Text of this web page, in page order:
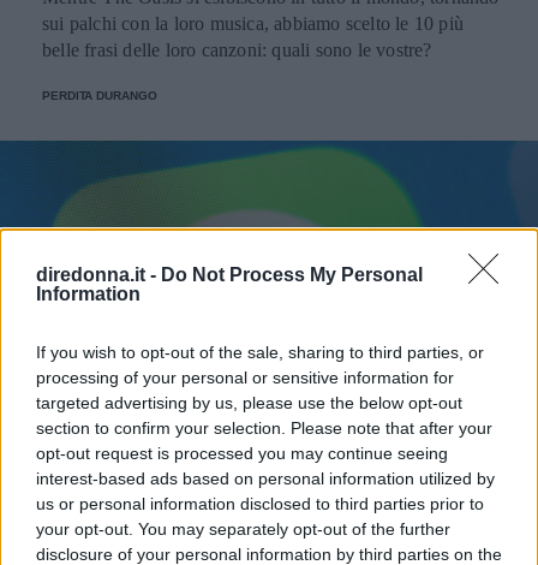
diredonna.it - Do Not Process My Personal
Information
If you wish to opt-out of the sale, sharing to third parties, or
processing of your personal or sensitive information for
targeted advertising by us, please use the below opt-out
section to confirm your selection. Please note that after your
opt-out request is processed you may continue seeing
interest-based ads based on personal information utilized by
us or personal information disclosed to third parties prior to
your opt-out. You may separately opt-out of the further
disclosure of your personal information by third parties on the
sui palchi con la loro musica, abbiamo scelto le 10 più
belle frasi delle loro canzoni: quali sono le vostre?
PERDITA DURANGO